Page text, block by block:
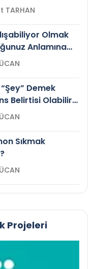
Prof.Dr. Nevzat TARHAN
Olmak
Anlamına
Demek
Belirtisi Olabilir
Sıkmak
Projeleri